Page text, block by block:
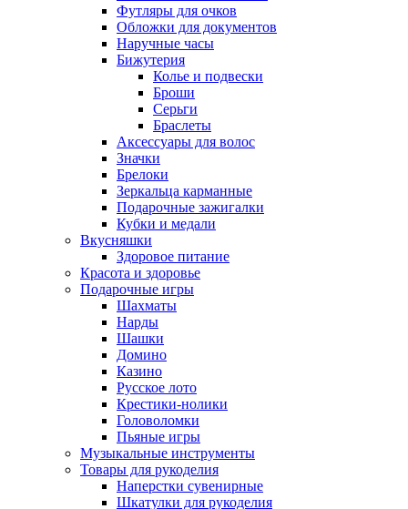
Футляры для очков
Обложки для документов
Наручные часы
Бижутерия
Колье и подвески
Броши
Серьги
Браслеты
Аксессуары для волос
Значки
Брелоки
Зеркальца карманные
Подарочные зажигалки
Кубки и медали
Вкусняшки
Здоровое питание
Красота и здоровье
Подарочные игры
Шахматы
Нарды
Шашки
Домино
Казино
Русское лото
Крестики-нолики
Головоломки
Пьяные игры
Музыкальные инструменты
Товары для рукоделия
Наперстки сувенирные
Шкатулки для рукоделия